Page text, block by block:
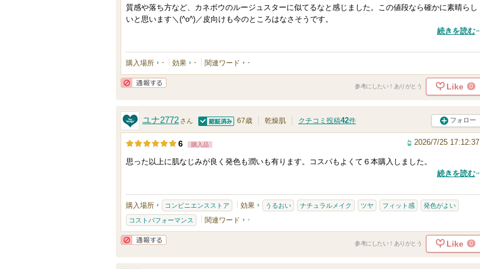
入
録
さ
い
以
上
メ
に
気
に
登
録
質感や落ち方など、カネボウのルージュスターに似てるなと感じました。この値段なら確かに素晴らし
いと思います＼(^o^)／皮向けも今のところはなさそうです。
続きを読む
購入場所 - 効果 - 関連ワード -
参考にしたい！ありがとう Like 0
ユナ2772 さん 67歳 乾燥肌 クチコミ投稿42件 フォロー
6 購入品 2026/7/25 17:12:37
思った以上に肌なじみが良く発色も潤いも有ります。コスパもよくて６本購入しました。
続きを読む
購入場所 コンビニエンスストア 効果 うるおい ナチュラルメイク ツヤ フィット感 発色がよい
コストパフォーマンス 関連ワード -
参考にしたい！ありがとう Like 0